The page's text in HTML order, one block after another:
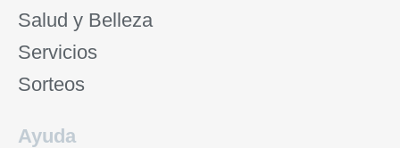
Salud y Belleza
Servicios
Sorteos
Ayuda